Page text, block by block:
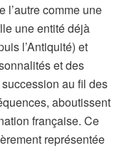
l’autre comme une
une entité déjà
l’Antiquité) et
et des
au fil des
aboutissent
française. Ce
représentée